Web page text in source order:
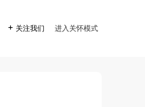
 关注我们 进入关怀模式